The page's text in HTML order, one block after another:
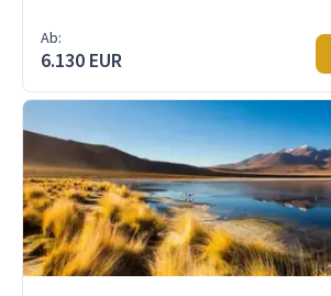
Ab:
6.130 EUR